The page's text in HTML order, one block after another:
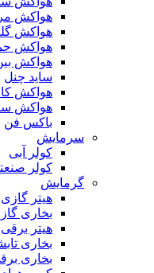
هواکش
هواکش
هواکش
هواکش
ساید چنل
هواکش
هواکش
باکس فن
سرمایش
کولر آبی
کولر
گرمایش
هیتر گازی
بخاری
هیتر برقی
بخاری
بخاری